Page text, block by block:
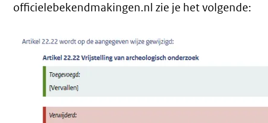
officielebekendmakingen.nl zie je het volgende: